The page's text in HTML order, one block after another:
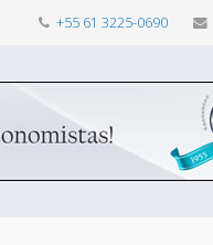
+55 61 3225-0690